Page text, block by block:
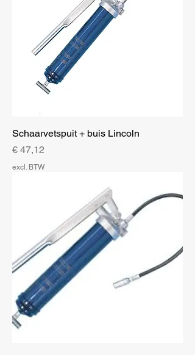
Schaarvetspuit + buis Lincoln
Prijs
€ 47,12
excl. BTW